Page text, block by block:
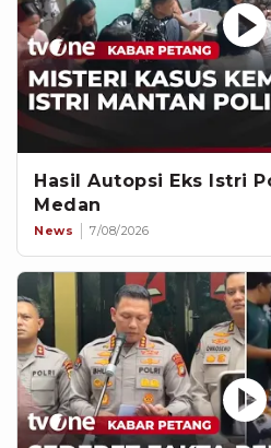
Hasil Autopsi Eks Istri
Medan
News 7/08/2026